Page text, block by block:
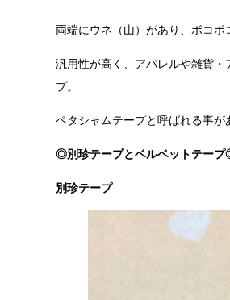
両端にウネ（山）があり、ボコボ
汎用性が高く、アパレルや雑貨
プ。
ペタシャムテープと呼ばれる事
◎別珍テープとベルベットテー
別珍テープ